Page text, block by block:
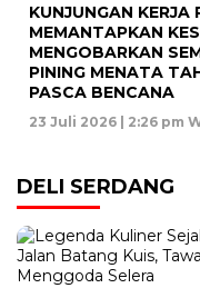
KUNJUNGAN KERJA
MEMANTAPKAN
MENGOBARKAN
PINING MENATA
PASCA BENCANA
23 Juli 2026 | 2:26 pm
DELI SERDANG